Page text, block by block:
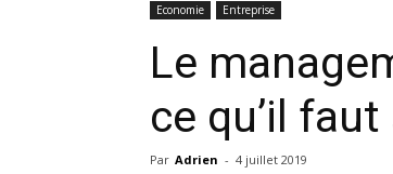
Economie Entreprise
Le
ce qu’il
Par Adrien - 4 juillet 2019